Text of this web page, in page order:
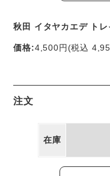
角館に伝わるかごです。
長方形のトレイは、カ
いやすいサイズ。材料
軽く、繊細な仕上がり
秋田 イタヤカエデ トレ
価格:4,500円 (税込
注文
在庫